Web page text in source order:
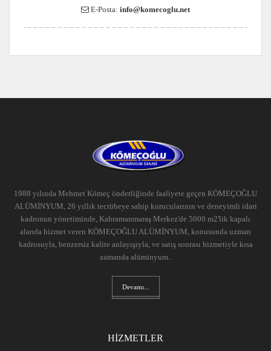
E-Posta: info@komecoglu.net
1988 yılında Mehmet Kömeç önderliğinde faaliyete geçen KÖMEÇOĞLU
ALÜMİNYUM, 26 yıllık tecrübeye sahip kurucularının ve deneyimli idari
kadronun yönetiminde, Kahramanmaraş Merkez'de 5000 m2'lik kapalı
alanda hizmet veren KÖMEÇOĞLU ALÜMİNYUM, konusunda uzman
kadrosuyla, benzersiz kalite anlayışıyla, ve satış sonrası hizmetiyle kısa
zamanda alüminyum..
Devamı...
HİZMETLER